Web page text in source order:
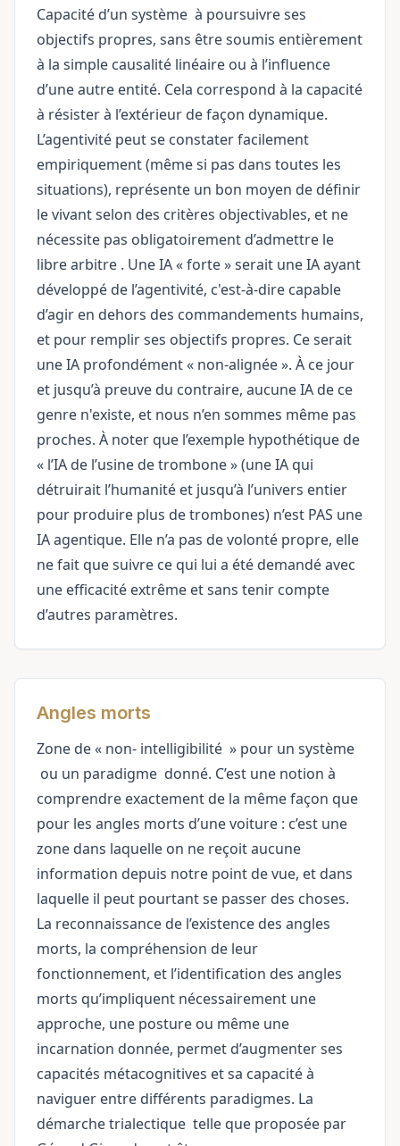
Capacité d’un système à poursuivre ses
objectifs propres, sans être soumis entièrement
à la simple causalité linéaire ou à l’influence
d’une autre entité. Cela correspond à la capacité
à résister à l’extérieur de façon dynamique.
L’agentivité peut se constater facilement
empiriquement (même si pas dans toutes les
situations), représente un bon moyen de définir
le vivant selon des critères objectivables, et ne
nécessite pas obligatoirement d’admettre le
libre arbitre . Une IA « forte » serait une IA ayant
développé de l’agentivité, c'est-à-dire capable
d’agir en dehors des commandements humains,
et pour remplir ses objectifs propres. Ce serait
une IA profondément « non-alignée ». À ce jour
et jusqu’à preuve du contraire, aucune IA de ce
genre n'existe, et nous n’en sommes même pas
proches. À noter que l’exemple hypothétique de
« l’IA de l’usine de trombone » (une IA qui
détruirait l’humanité et jusqu’à l’univers entier
pour produire plus de trombones) n’est PAS une
IA agentique. Elle n’a pas de volonté propre, elle
ne fait que suivre ce qui lui a été demandé avec
une efficacité extrême et sans tenir compte
d’autres paramètres.
Angles morts
Zone de « non- intelligibilité » pour un système
ou un paradigme donné. C’est une notion à
comprendre exactement de la même façon que
pour les angles morts d’une voiture : c’est une
zone dans laquelle on ne reçoit aucune
information depuis notre point de vue, et dans
laquelle il peut pourtant se passer des choses.
La reconnaissance de l’existence des angles
morts, la compréhension de leur
fonctionnement, et l’identification des angles
morts qu’impliquent nécessairement une
approche, une posture ou même une
incarnation donnée, permet d’augmenter ses
capacités métacognitives et sa capacité à
naviguer entre différents paradigmes. La
démarchetrialectique telle que proposée par